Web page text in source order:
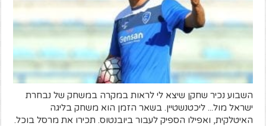
השבוע נכיר שחקן שיצא לי לראות במקרה במשחק של נבחרת
ישראל מול... ליכטנשטיין. בשאר הזמן הוא משחק בליגה
האיטלקית, ואפילו הספיק לעבור ביובנטוס. תכירו את מרסל בוכל.